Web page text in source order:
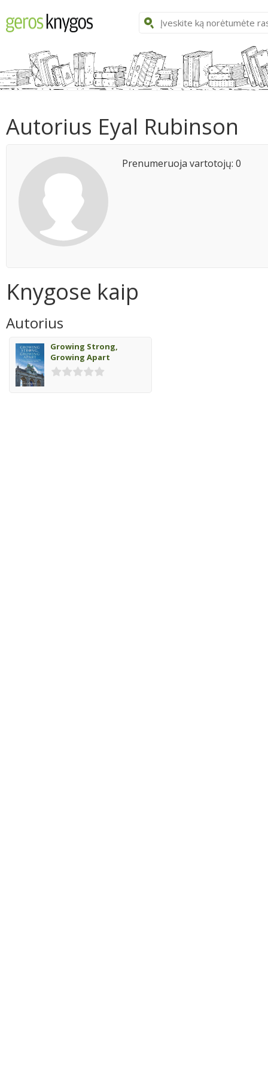
Autorius Eyal Rubinson
Prenumeruoja vartotojų: 0
Knygose kaip
Autorius
Growing Strong,
Growing Apart